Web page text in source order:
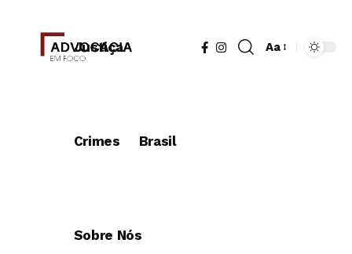
Justiça
Crimes Brasil
Sobre Nós
Aa